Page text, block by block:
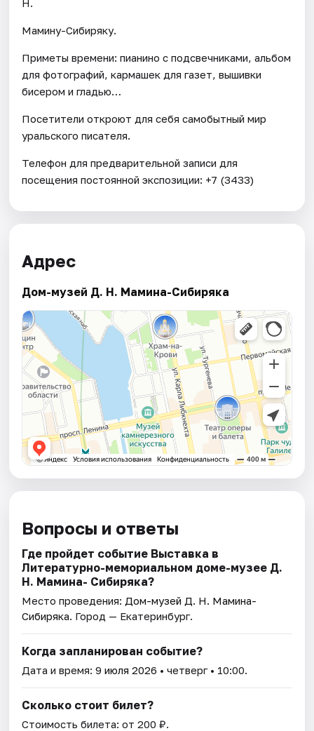
Н.
Мамину-Сибиряку.
Приметы времени: пианино с подсвечниками, альбом
для фотографий, кармашек для газет, вышивки
бисером и гладью…
Посетители откроют для себя самобытный мир
уральского писателя.
Телефон для предварительной записи для
посещения постоянной экспозиции: +7 (3433)
Адрес
Дом-музей Д. Н. Мамина-Сибиряка
Вопросы и ответы
Где пройдет событие Выставка в
Литературно-мемориальном доме-музее Д.
Н. Мамина- Сибиряка?
Место проведения: Дом-музей Д. Н. Мамина-
Сибиряка. Город — Екатеринбург.
Когда запланирован событие?
Дата и время:9 июля 2026 • четверг • 10:00.
Сколько стоит билет?
Стоимость билета: от 200 ₽.